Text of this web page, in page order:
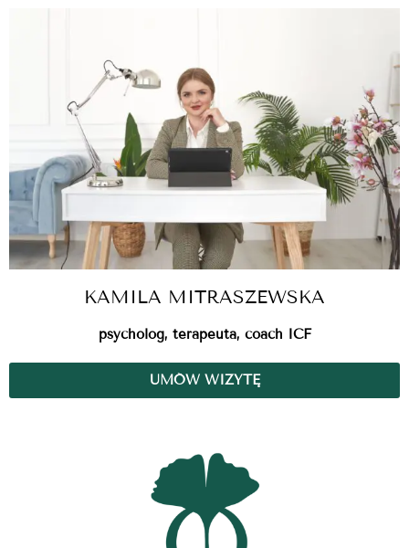
KAMILA MITRASZEWSKA
psycholog, terapeuta, coach ICF
UMÓW WIZYTĘ